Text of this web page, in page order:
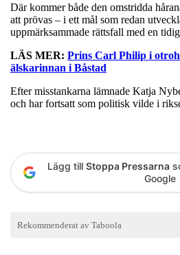
Där kommer både den omstridda
att prövas – i ett mål som redan
uppmärksammade rättsfall med en
LÄS MER: Prins Carl Philip i
älskarinnan i Båstad
Efter misstankarna lämnade Katja
och har fortsatt som politisk vilde i
Lägg till Stoppa Pressarna
Google